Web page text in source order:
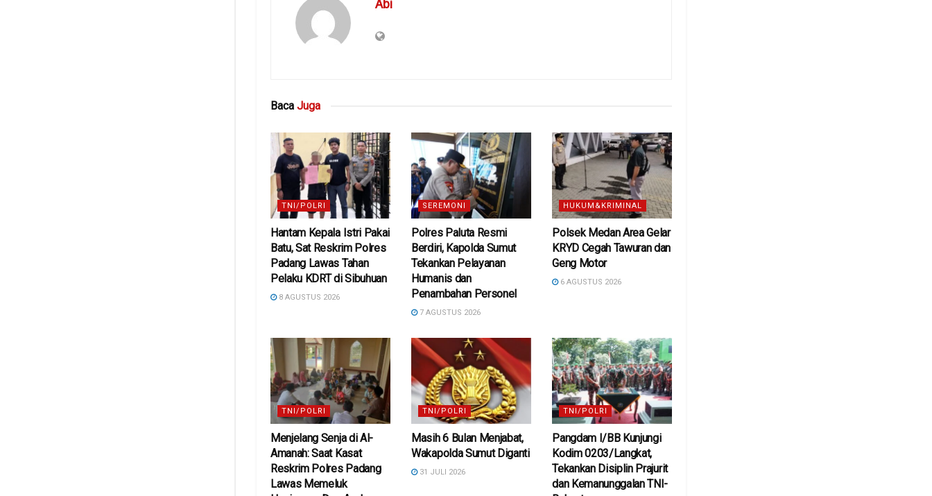
Abi
Baca Juga
TNI/POLRI
Hantam Kepala Istri Pakai
Batu, Sat Reskrim Polres
Padang Lawas Tahan
Pelaku KDRT di Sibuhuan
8 AGUSTUS 2026
SEREMONI
Polres Paluta Resmi
Berdiri, Kapolda Sumut
Tekankan Pelayanan
Humanis dan
Penambahan Personel
7 AGUSTUS 2026
HUKUM&KRIMINAL
Polsek Medan Area Gelar
KRYD Cegah Tawuran dan
Geng Motor
6 AGUSTUS 2026
TNI/POLRI
Menjelang Senja di Al-
Amanah: Saat Kasat
Reskrim Polres Padang
Lawas Memeluk
TNI/POLRI
Masih 6 Bulan Menjabat,
Wakapolda Sumut Diganti
31 JULI 2026
TNI/POLRI
Pangdam I/BB Kunjungi
Kodim 0203/Langkat,
Tekankan Disiplin Prajurit
dan Kemanunggalan TNI-